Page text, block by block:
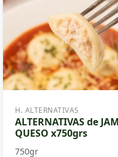
H. ALTERNATIVAS
ALTERNATIVAS de
QUESO x750grs
750gr